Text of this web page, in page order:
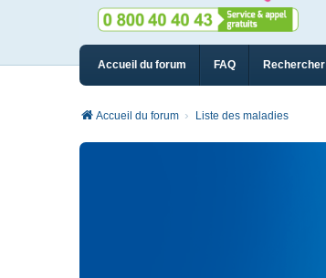
Accueil du forum FAQ Rechercher
Accueil du forum Liste des maladies